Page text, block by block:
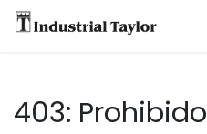
403: Prohibido